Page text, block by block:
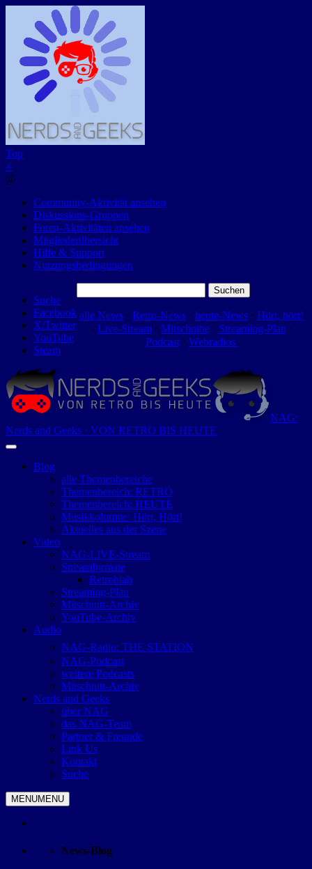
Top
×
@
Community-Aktivität ansehen
Diskussions-Gruppen
Foren-Aktivitäten ansehen
Mitgliederübersicht
Hilfe & Support
Nutzungsbedingungen
Suche
Facebook
X/Twitter
YouTube
Steam
nach:
alle News ⋅ Retro-News ⋅ heute-News ⋅ Hört, hört!
- Live-Stream⋅ Mitschnitte⋅ Streaming-Plan ⋅
Podcast⋅ Webradios
NAG:
Nerds and Geeks · VON RETRO BIS HEUTE
Blog
alle Themenbereiche
Themenbereich: RETRO
Themenbereich: HEUTE
Musikkolumne: Hört, Hört!
Aktuelles aus der Szene
Video
NAG-LIVE-Stream
Streamformate
Retroblah
Streaming-Plan
Mitschnitt-Archiv
YouTube-Archiv
Audio
NAG-Radio: THE STATION
NAG-Podcast
weitere Podcasts
Mitschnitt-Archiv
Nerds and Geeks
über NAG
das NAG-Team
Partner & Freunde
Link Us
Kontakt
Suche
MENUMENU
News-Blog